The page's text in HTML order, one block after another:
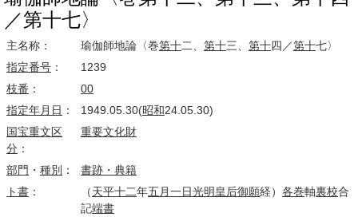
／第十七〉
主名称： 瑜伽師地論〈巻第十二、 第十三、 第十四／第十七〉
指定番号 ：
1239
枝番 ：
00
指定年月日 ： 1949.05.30(昭和24.05.30)
国宝重文区
分 ：
重要文化財
部門 ・ 種別 ：
書跡・典籍
ト書 ： （天平十二年五月一日光明皇后御願経） 各巻軸裏校合
記端書